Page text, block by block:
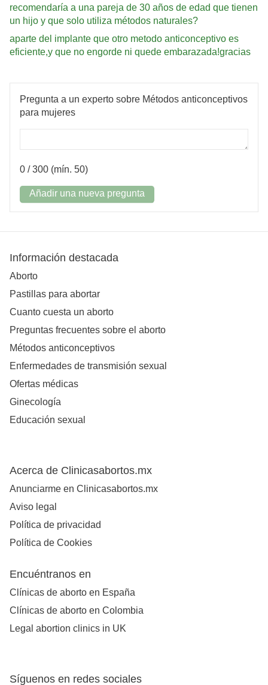
recomendaría a una pareja de 30 años de edad que tienen
un hijo y que solo utiliza métodos naturales?
aparte del implante que otro metodo anticonceptivo es
eficiente,y que no engorde ni quede embarazada!gracias
Pregunta a un experto sobre Métodos anticonceptivos
para mujeres
0 / 300 (mín. 50)
Añadir una nueva pregunta
Información destacada
Aborto
Pastillas para abortar
Cuanto cuesta un aborto
Preguntas frecuentes sobre el aborto
Métodos anticonceptivos
Enfermedades de transmisión sexual
Ofertas médicas
Ginecología
Educación sexual
Acerca de Clinicasabortos.mx
Anunciarme en Clinicasabortos.mx
Aviso legal
Política de privacidad
Política de Cookies
Encuéntranos en
Clínicas de aborto en España
Clínicas de aborto en Colombia
Legal abortion clinics in UK
Síguenos en redes sociales